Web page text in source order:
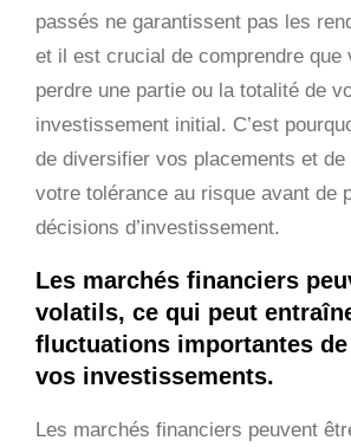
passés ne garantissent pas les
et il est crucial de comprendre que
perdre une partie ou la totalité de
investissement initial. C’est
de diversifier vos placements et de
votre tolérance au risque avant de
décisions d’investissement.
Les marchés financiers
volatils, ce qui peut
fluctuations importantes
vos investissements.
Les marchés financiers peuvent